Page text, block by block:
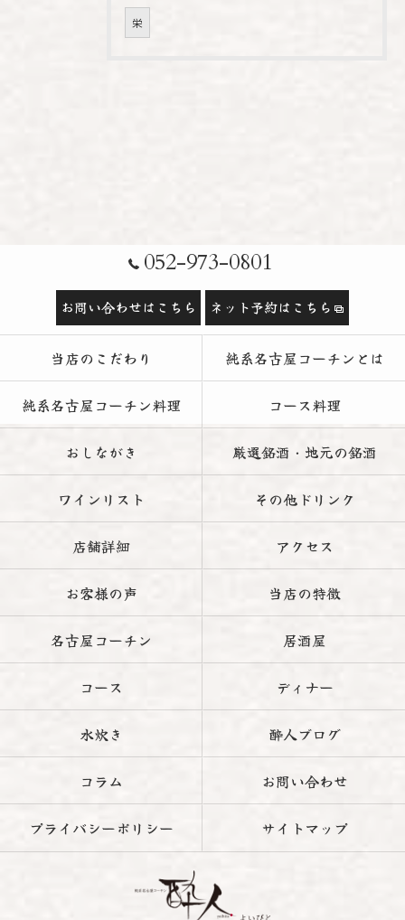
栄
052-973-0801
お問い合わせはこちら ネット予約はこちら
当店のこだわり 純系名古屋コーチンとは
純系名古屋コーチン料理 コース料理
おしながき 厳選銘酒・地元の銘酒
ワインリスト その他ドリンク
店舗詳細 アクセス
お客様の声 当店の特徴
名古屋コーチン 居酒屋
コース ディナー
水炊き 酔人ブログ
コラム お問い合わせ
プライバシーポリシー サイトマップ